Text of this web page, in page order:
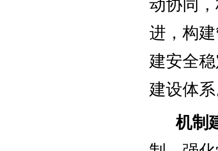
动协同
进，构
建安全
建设体
机制建